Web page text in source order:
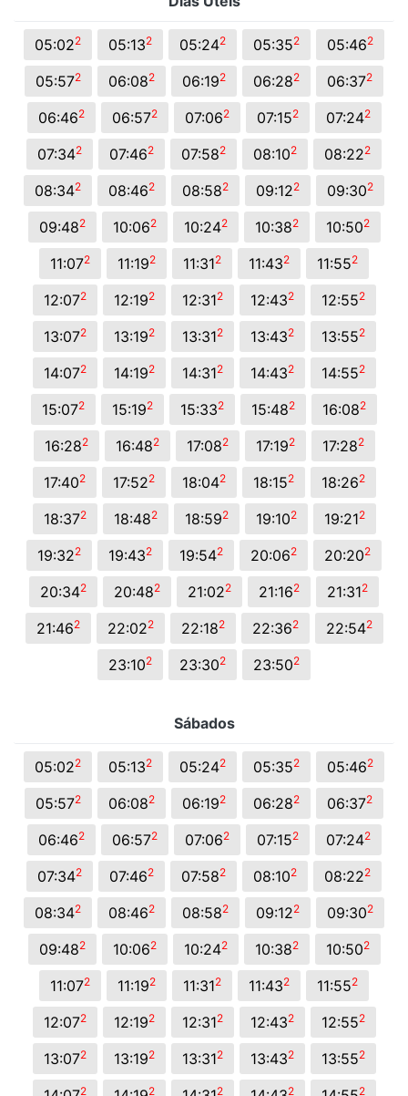
05:022 05:132 05:242 05:352 05:462
05:572 06:082 06:192 06:282 06:372
06:462 06:572 07:062 07:152 07:242
07:342 07:462 07:582 08:102 08:222
08:342 08:462 08:582 09:122 09:302
09:482 10:062 10:242 10:382 10:502
11:072 11:192 11:312 11:432 11:552
12:072 12:192 12:312 12:432 12:552
13:072 13:192 13:312 13:432 13:552
14:072 14:192 14:312 14:432 14:552
15:072 15:192 15:332 15:482 16:082
16:282 16:482 17:082 17:192 17:282
17:402 17:522 18:042 18:152 18:262
18:372 18:482 18:592 19:102 19:212
19:322 19:432 19:542 20:062 20:202
20:342 20:482 21:022 21:162 21:312
21:462 22:022 22:182 22:362 22:542
23:102 23:302 23:502
Sábados
05:022 05:132 05:242 05:352 05:462
05:572 06:082 06:192 06:282 06:372
06:462 06:572 07:062 07:152 07:242
07:342 07:462 07:582 08:102 08:222
08:342 08:462 08:582 09:122 09:302
09:482 10:062 10:242 10:382 10:502
11:072 11:192 11:312 11:432 11:552
12:072 12:192 12:312 12:432 12:552
13:072 13:192 13:312 13:432 13:552
2 2 2 2 2